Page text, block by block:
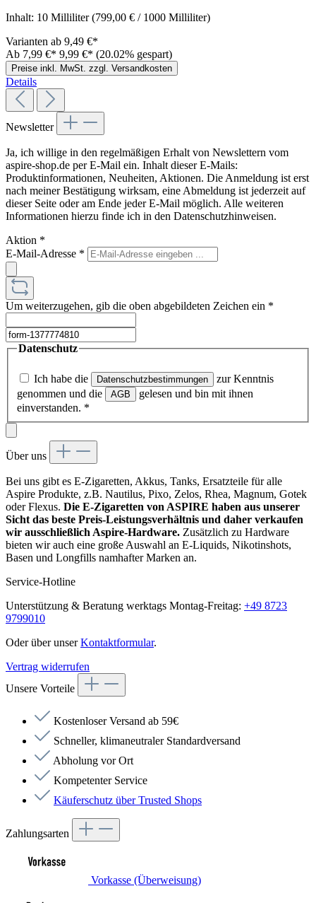
Inhalt: 10 Milliliter(799,00 € / 1000 Milliliter)
Varianten ab 9,49 €*
Ab 7,99 €* 9,99 €* (20.02% gespart)
Preise inkl. MwSt. zzgl. Versandkosten
Details
Newsletter
Ja, ich willige in den regelmäßigen Erhalt von Newslettern vom
aspire-shop.de per E-Mail ein. Inhalt dieser E-Mails:
Produktinformationen, Neuheiten, Aktionen. Die Anmeldung ist erst
nach meiner Bestätigung wirksam, eine Abmeldung ist jederzeit auf
dieser Seite oder am Ende jeder E-Mail möglich. Alle weiteren
Informationen hierzu finde ich in den Datenschutzhinweisen.
Aktion *
E-Mail-Adresse *
Um weiterzugehen, gib die oben abgebildeten Zeichen ein *
Datenschutz
Ich habe die Datenschutzbestimmungen
zur Kenntnis
genommen und die
AGB
gelesen und bin mit ihnen
einverstanden. *
Über uns
Bei uns gibt es E-Zigaretten, Akkus, Tanks, Ersatzteile für alle
Aspire Produkte, z.B. Nautilus, Pixo, Zelos, Rhea, Magnum, Gotek
oder Flexus. Die E-Zigaretten von ASPIRE haben aus unserer
Sicht das beste Preis-Leistungsverhältnis und daher verkaufen
wir ausschließlich Aspire-Hardware. Zusätzlich zu Hardware
bieten wir auch eine große Auswahl an E-Liquids, Nikotinshots,
Basen und Longfills namhafter Marken an.
Service-Hotline
Unterstützung & Beratung werktags Montag-Freitag: +49 8723
9799010
Oder über unserKontaktformular.
Vertrag widerrufen
Unsere Vorteile
Kostenloser Versand ab 59€
Schneller, klimaneutraler Standardversand
Abholung vor Ort
Kompetenter Service
Käuferschutz über Trusted Shops
Zahlungsarten
Vorkasse (Überweisung)